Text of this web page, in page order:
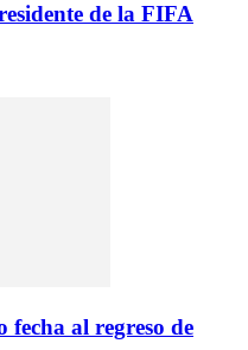
de la FIFA
al regreso de